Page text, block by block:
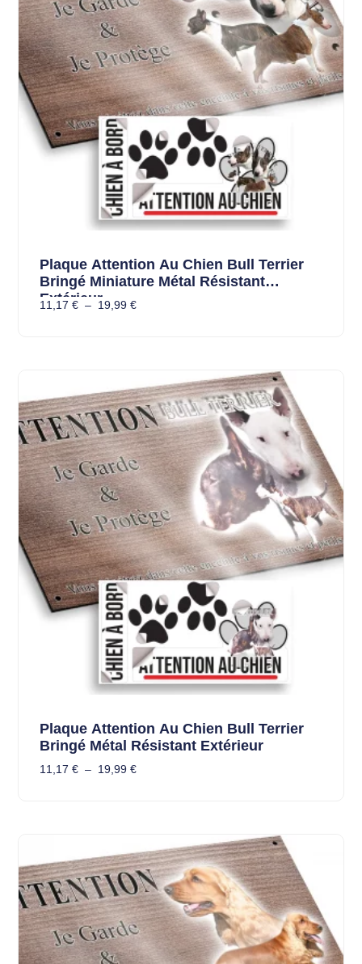
Plaque Attention Au Chien Bull Terrier
Bringé Miniature Métal Résistant
Extérieur
11,17 € – 19,99 €
Plaque Attention Au Chien Bull Terrier
Bringé Métal Résistant Extérieur
11,17 € – 19,99 €